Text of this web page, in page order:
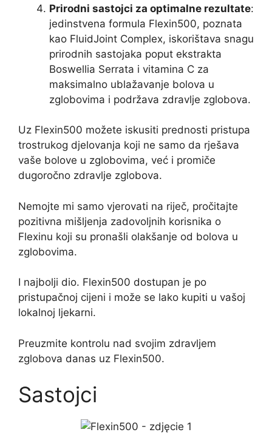
Prirodni sastojci za optimalne rezultate:
jedinstvena formula Flexin500, poznata
kao FluidJoint Complex, iskorištava snagu
prirodnih sastojaka poput ekstrakta
Boswellia Serrata i vitamina C za
maksimalno ublažavanje bolova u
zglobovima i podržava zdravlje zglobova.
Uz Flexin500 možete iskusiti prednosti pristupa
trostrukog djelovanja koji ne samo da rješava
vaše bolove u zglobovima, već i promiče
dugoročno zdravlje zglobova.
Nemojte mi samo vjerovati na riječ, pročitajte
pozitivna mišljenja zadovoljnih korisnika o
Flexinu koji su pronašli olakšanje od bolova u
zglobovima.
I najbolji dio. Flexin500 dostupan je po
pristupačnoj cijeni i može se lako kupiti u vašoj
lokalnoj ljekarni.
Preuzmite kontrolu nad svojim zdravljem
zglobova danas uz Flexin500.
Sastojci